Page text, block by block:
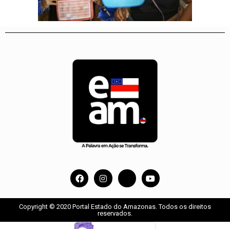
Copyright © 2020 Portal Estado do Amazonas. Todos os direitos
reservados.